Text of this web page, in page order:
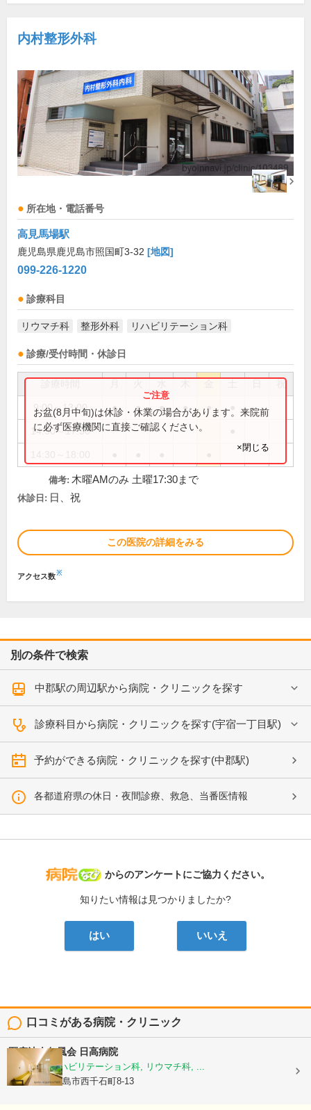
内村整形外科
所在地・電話番号
高見馬場駅
鹿児島県鹿児島市照国町3-32 [地図]
099-226-1220
診療科目
リウマチ科 整形外科 リハビリテーション科
診療/受付時間・休診日
祝
9:00～13:00 ● ● ● ● ●
14:30～17:30
お盆(8月中旬)は休診・休業の場合があります。来院前
に必ず医療機関に直接ご確認ください。
×閉じる
備考: 木曜AMのみ 土曜17:30まで
休診日: 日、祝
この医院の詳細をみる
アクセス数※
別の条件で検索
中郡駅の周辺駅から病院・クリニックを探す
診療科目から病院・クリニックを探す(宇宿一丁目駅)
予約ができる病院・クリニックを探す(中郡駅)
各都道府県の休日・夜間診療、救急、当番医情報
病院なび
からのアンケートにご協力ください。
知りたい情報は見つかりましたか?
はい いいえ
口コミがある病院・クリニック
医療法人仁風会 日高病院
整形外科, リハビリテーション科, リウマチ科, ...
鹿児島県鹿児島市西千石町8-13